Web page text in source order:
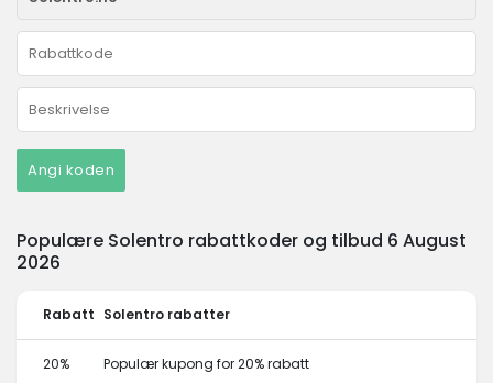
Angi koden
Populære Solentro rabattkoder og tilbud 6 August
2026
Rabatt Solentro rabatter
20% Populær kupong for 20% rabatt